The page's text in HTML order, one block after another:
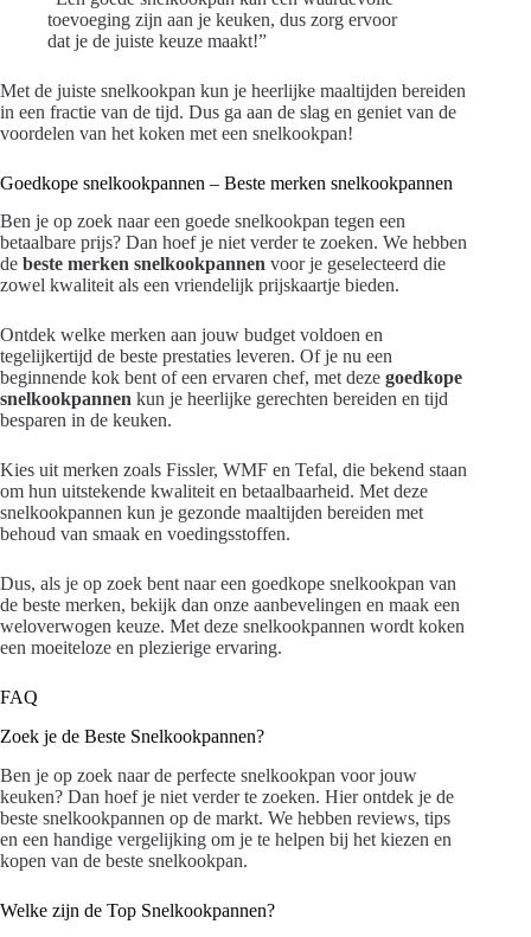
toevoeging zijn aan je keuken, dus zorg ervoor
dat je de juiste keuze maakt!”
Met de juiste snelkookpan kun je heerlijke maaltijden bereiden
in een fractie van de tijd. Dus ga aan de slag en geniet van de
voordelen van het koken met een snelkookpan!
Goedkope snelkookpannen – Beste merken snelkookpannen
Ben je op zoek naar een goede snelkookpan tegen een
betaalbare prijs? Dan hoef je niet verder te zoeken. We hebben
de beste merken snelkookpannen voor je geselecteerd die
zowel kwaliteit als een vriendelijk prijskaartje bieden.
Ontdek welke merken aan jouw budget voldoen en
tegelijkertijd de beste prestaties leveren. Of je nu een
beginnende kok bent of een ervaren chef, met deze goedkope
snelkookpannen kun je heerlijke gerechten bereiden en tijd
besparen in de keuken.
Kies uit merken zoals Fissler, WMF en Tefal, die bekend staan
om hun uitstekende kwaliteit en betaalbaarheid. Met deze
snelkookpannen kun je gezonde maaltijden bereiden met
behoud van smaak en voedingsstoffen.
Dus, als je op zoek bent naar een goedkope snelkookpan van
de beste merken, bekijk dan onze aanbevelingen en maak een
weloverwogen keuze. Met deze snelkookpannen wordt koken
een moeiteloze en plezierige ervaring.
FAQ
Zoek je de Beste Snelkookpannen?
Ben je op zoek naar de perfecte snelkookpan voor jouw
keuken? Dan hoef je niet verder te zoeken. Hier ontdek je de
beste snelkookpannen op de markt. We hebben reviews, tips
en een handige vergelijking om je te helpen bij het kiezen en
kopen van de beste snelkookpan.
Welke zijn de Top Snelkookpannen?